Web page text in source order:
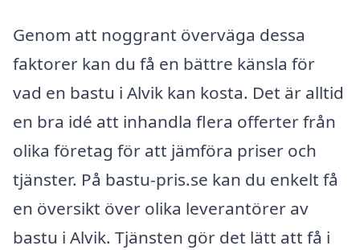
Genom att noggrant överväga dessa
faktorer kan du få en bättre känsla för
vad en bastu i Alvik kan kosta. Det är alltid
en bra idé att inhandla flera offerter från
olika företag för att jämföra priser och
tjänster. På bastu-pris.se kan du enkelt få
en översikt över olika leverantörer av
bastu i Alvik. Tjänsten gör det lätt att få i